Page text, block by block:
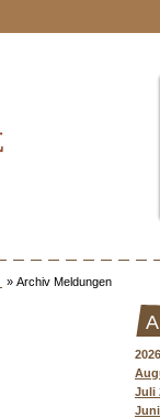
» Archiv Meldungen
2026
Juli